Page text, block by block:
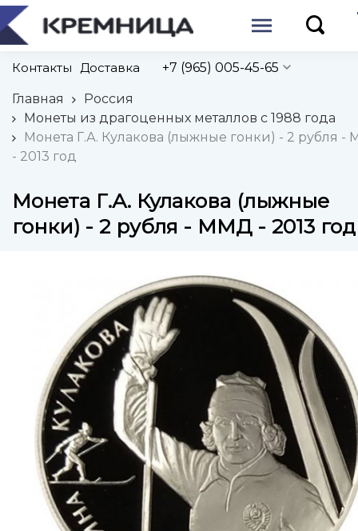
Контакты Доставка +7 (965) 005-45-65
Главная
Россия
Монеты из драгоценных металлов с 1988 года
Монета Г.А. Кулакова (лыжные гонки) - 2 рубля
- 2013 год
Монета Г.А. Кулакова (лыжные
гонки) - 2 рубля - ММД - 2013 год